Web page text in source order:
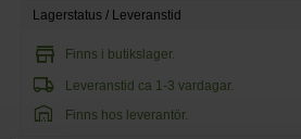
Lagerstatus / Leveranstid
store Finns i butikslager.
local_shipping Leveranstid ca 1-3 vardagar.
warehouse Finns hos leverantör.